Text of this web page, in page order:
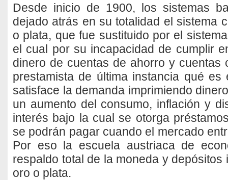
Desde inicio de 1900, los sistemas
dejado atrás en su totalidad el sistema
o plata, que fue sustituido por el
el cual por su incapacidad de cumplir
dinero de cuentas de ahorro y cuentas
prestamista de última instancia qué
satisface la demanda imprimiendo
un aumento del consumo, inflación y
interés bajo la cual se otorga
se podrán pagar cuando el mercado
Por eso la escuela austriaca de
respaldo total de la moneda y
oro o plata.